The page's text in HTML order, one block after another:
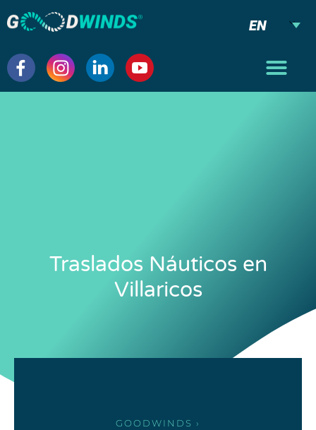
EN
Traslados Náuticos en
Villaricos
GOODWINDS ›